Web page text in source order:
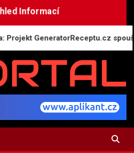
Informací
GeneratorReceptu.cz spouští
portál